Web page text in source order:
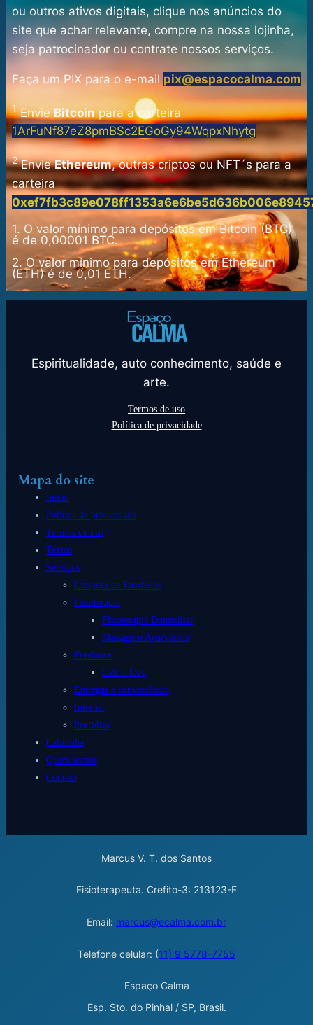
ou outros ativos digitais, clique nos anúncios do
site que achar relevante, compre na nossa lojinha,
seja patrocinador ou contrate nossos serviços.
Faça um PIX para o e-mailpix@espacocalma.com
1EnvieBitcoinpara a carteira
1ArFuNf87eZ8pmBSc2EGoGy94WqpxNhytg
2EnvieEthereum, outras criptos ou NFT´s para a
carteira
1. O valor mínimo para depósitos em Bitcoin (BTC)
é de 0,00001 BTC.
2. O valor mínimo para depósitos em Ethereum
(ETH) é de 0,01 ETH.
Espiritualidade, auto conhecimento, saúde e
arte.
Termos de uso
Política de privacidade
Mapa do site
Início
Política de privacidade
Termos de uso
Textos
Serviços
Limpeza de Estofados
Fisioterapia
Fisioterapia Domiciliar
Massagem Ayurvédica
Freelance
Calma Dev
Entregas e conveniência
Internet
Portfólio
Calminha
Quem somos
Contato
Marcus V. T. dos Santos
Fisioterapeuta. Crefito-3: 213123-F
Email: marcus@ecalma.com.br
Telefone celular: (11) 9 5778-7755
Espaço Calma
Esp. Sto. do Pinhal / SP, Brasil.